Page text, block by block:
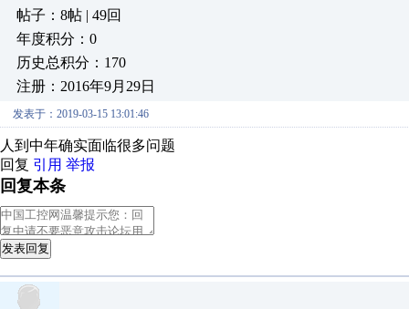
帖子：8帖 | 49回
年度积分：0
历史总积分：170
注册：2016年9月29日
发表于：2019-03-15 13:01:46
人到中年确实面临很多问题
回复 引用 举报
回复本条
发表回复